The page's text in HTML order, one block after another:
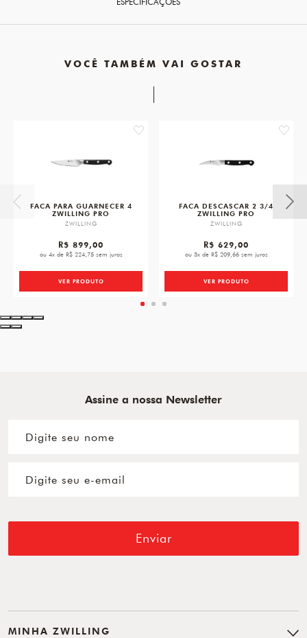
VOCÊ TAMBÉM VAI GOSTAR
favorite
FACA PARA GUARNECER 4
ZWILLING PRO
ZWILLING
R$ 899,00
ou 4x de R$ 224,75 sem juros
VER PRODUTO
FACA DESCASCAR 2 3/4
ZWILLING PRO
ZWILLING
R$ 629,00
ou 3x de R$ 209,66 sem juros
VER PRODUTO
Assine a nossa Newsletter
Enviar
MINHA ZWILLING